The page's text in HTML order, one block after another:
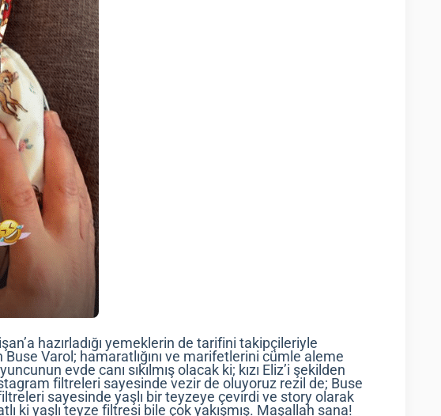
hazırladığı yemeklerin de tarifini takipçileriyle
Varol; hamaratlığını ve marifetlerini cümle aleme
evde canı sıkılmış olacak ki; kızı Eliz’i şekilden
filtreleri sayesinde vezir de oluyoruz rezil de; Buse
sayesinde yaşlı bir teyzeye çevirdi ve story olarak
ki yaşlı teyze filtresi bile çok yakışmış. Maşallah sana!